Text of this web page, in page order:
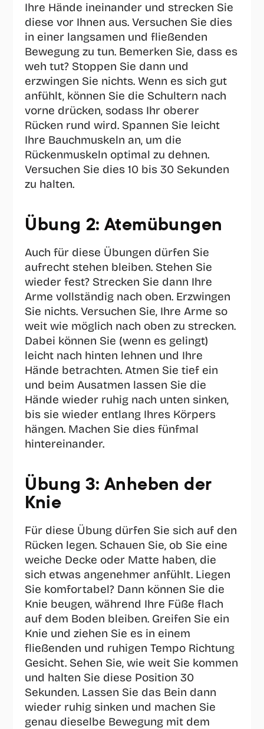
Ihre Hände ineinander und strecken Sie
diese vor Ihnen aus. Versuchen Sie dies
in einer langsamen und fließenden
Bewegung zu tun. Bemerken Sie, dass es
weh tut? Stoppen Sie dann und
erzwingen Sie nichts. Wenn es sich gut
anfühlt, können Sie die Schultern nach
vorne drücken, sodass Ihr oberer
Rücken rund wird. Spannen Sie leicht
Ihre Bauchmuskeln an, um die
Rückenmuskeln optimal zu dehnen.
Versuchen Sie dies 10 bis 30 Sekunden
zu halten.
Übung 2: Atemübungen
Auch für diese Übungen dürfen Sie
aufrecht stehen bleiben. Stehen Sie
wieder fest? Strecken Sie dann Ihre
Arme vollständig nach oben. Erzwingen
Sie nichts. Versuchen Sie, Ihre Arme so
weit wie möglich nach oben zu strecken.
Dabei können Sie (wenn es gelingt)
leicht nach hinten lehnen und Ihre
Hände betrachten. Atmen Sie tief ein
und beim Ausatmen lassen Sie die
Hände wieder ruhig nach unten sinken,
bis sie wieder entlang Ihres Körpers
hängen. Machen Sie dies fünfmal
hintereinander.
Übung 3: Anheben der
Knie
Für diese Übung dürfen Sie sich auf den
Rücken legen. Schauen Sie, ob Sie eine
weiche Decke oder Matte haben, die
sich etwas angenehmer anfühlt. Liegen
Sie komfortabel? Dann können Sie die
Knie beugen, während Ihre Füße flach
auf dem Boden bleiben. Greifen Sie ein
Knie und ziehen Sie es in einem
fließenden und ruhigen Tempo Richtung
Gesicht. Sehen Sie, wie weit Sie kommen
und halten Sie diese Position 30
Sekunden. Lassen Sie das Bein dann
wieder ruhig sinken und machen Sie
genau dieselbe Bewegung mit dem